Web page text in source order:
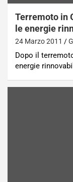
Terremoto in
le energie
24 Marzo 2011
Dopo il
energie